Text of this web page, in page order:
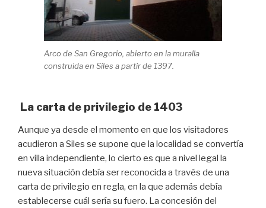
Arco de San Gregorio, abierto en la muralla
construida en Siles a partir de 1397.
La carta de privilegio de 1403
Aunque ya desde el momento en que los visitadores
acudieron a Siles se supone que la localidad se convertía
en villa independiente, lo cierto es que a nivel legal la
nueva situación debía ser reconocida a través de una
carta de privilegio en regla, en la que además debía
establecerse cuál sería su fuero. La concesión del